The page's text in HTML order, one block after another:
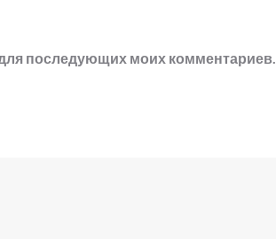
последующих моих комментариев.